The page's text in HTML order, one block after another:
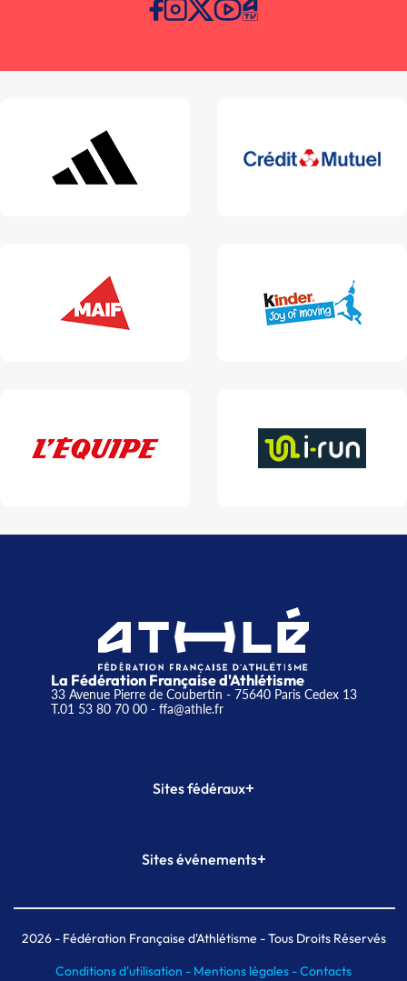
La Fédération Française d'Athlétisme
33 Avenue Pierre de Coubertin - 75640 Paris Cedex 13
T.01 53 80 70 00- ffa@athle.fr
Sites fédéraux+
Plateforme Formation
Sites événements+
Meeting de Paris indoor
MAIF Ekiden de Paris
2026- Fédération Française d'Athlétisme - Tous Droits Réservés
Conditions d'utilisation - Mentions légales -Contacts